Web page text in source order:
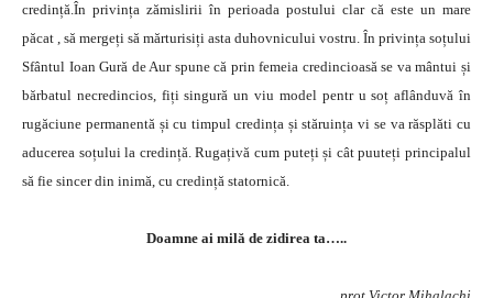
credință.În privința zămislirii în perioada postului clar că este un mare
păcat , să mergeți să mărturisiți asta duhovnicului vostru. În privința soțului
Sfântul Ioan Gură de Aur spune că prin femeia credincioasă se va mântui și
bărbatul necredincios, fiți singură un viu model pentr u soț aflânduvă în
rugăciune permanentă și cu timpul credința și stăruința vi se va răsplăti cu
aducerea soțului la credință. Rugațivă cum puteți și cât puuteți principalul
să fie sincer din inimă, cu credință statornică.
Doamne ai milă de zidirea ta…..